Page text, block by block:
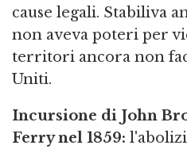
cause legali. Stabiliva
non aveva poteri per
territori ancora non
Uniti.
Incursione di John
Ferry nel 1859: